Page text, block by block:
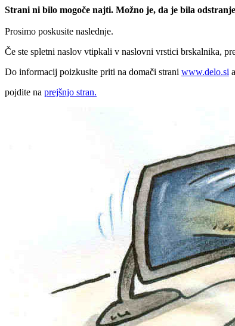
Strani ni bilo mogoče najti. Možno je, da je bila
Prosimo poskusite naslednje.
Če ste spletni naslov vtipkali v naslovni vrstici brskalnika,
Do informacij poizkusite priti na domači strani www.delo.si
pojdite na prejšnjo stran.